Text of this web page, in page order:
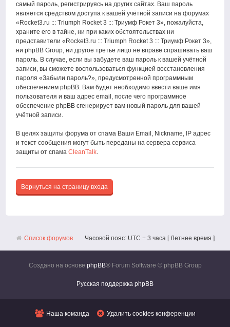
самый пароль, регистрируясь на других сайтах. Ваш пароль
является средством доступа к вашей учётной записи на форумах
«Rocket3.ru ::: Triumph Rocket 3 ::: Триумф Рокет 3», пожалуйста,
храните его в тайне, ни при каких обстоятельствах ни
представители «Rocket3.ru ::: Triumph Rocket 3 ::: Триумф Рокет 3»,
ни phpBB Group, ни другое третье лицо не вправе спрашивать ваш
пароль. В случае, если вы забудете ваш пароль к вашей учётной
записи, вы сможете воспользоваться функцией восстановления
пароля «Забыли пароль?», предусмотренной программным
обеспечением phpBB. Вам будет необходимо ввести ваше имя
пользователя и ваш адрес email, после чего программное
обеспечение phpBB сгенерирует вам новый пароль для вашей
учётной записи.
В целях защиты форума от спама Ваши Email, Nickname, IP адрес
и текст сообщения могут быть переданы на сервера сервиса
защиты от спамаCleanTalk.
Вернуться на страницу входа
Список форумов Часовой пояс: UTC + 3 часа [ Летнее время ]
Создано на основе phpBB® Forum Software © phpBB Group
Русская поддержка phpBB
Наша команда Удалить cookies конференции